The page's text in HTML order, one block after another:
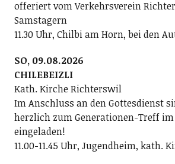
offeriert vom Verkehrsverein
Samstagern
11.30 Uhr, Chilbi am Horn, bei den
SO, 09.08.2026
CHILEBEIZLI
Kath. Kirche Richterswil
Im Anschluss an den Gottesdienst
herzlich zum Generationen-Treff im
eingeladen!
11.00-11.45 Uhr, Jugendheim, kath.